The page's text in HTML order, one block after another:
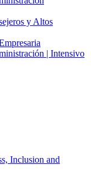
y Altos
| Intensivo
Inclusion and